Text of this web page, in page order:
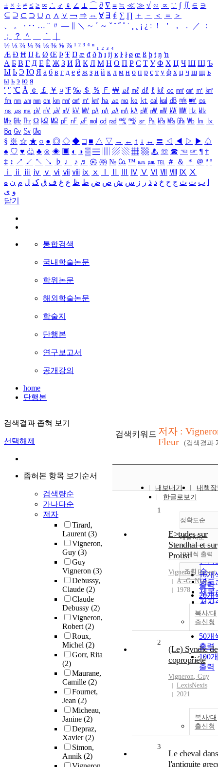
± × ÷ ≠ ≤ ≥ ∞ ∴ ♂ ♀ ∠ ⊥ ⌒ ∂ ∇ ≡ ≒ ≪ ≫ √ ∽ ∝ ∵ ∫ ∬ ∈ ∋
⊆ ⊇ ⊂ ⊃ ∪ ∩ ∧ ∨ ￢ ⇒ ⇔ ∀ ∃ ∮ ∑ ∏ ＋ － ＜ ＝
＞
、
。 · ‥ … ¨ 〃 ― ＼ ∼ ´ ～ ˇ ˘ ˝ ˚ ˙ ¸ ¡ ¿ ː ！ ＇ ， ． ／
：
；
？ ＾ ｀
½ ⅓ ⅔ ¼ ¾ ⅛ ⅜ ⅝ ⅞ ¹ ² ³ ⁴ ⁿ ₁ ₂ ₃ ₄
Æ Ð Ħ Ĳ Ł Ø Œ Þ Ŧ Ŋ æ đ ð ħ ı ĳ ĸ ŀ ł ø œ ß þ ŧ ŋ ŉ
А Б В Г Д Е Ё Ж З И Й К Л М Н О П Р С Т У Ф Х Ц Ч Ш Щ Ъ
Ы Ь Э Ю Я а б в г д е ё ж з и й к л м н о п р с т у ф х ц ч ш щ ъ
ы ь э ю я
′ ″ ℃ Å ￠ ￡ ￥ ¤ ℉ ‰ ＄ ％ Ｆ ￦ ㎕ ㎖ ㎗ ℓ ㎘ ㏄ ㎣ ㎤ ㎥ ㎦
㎙ ㎚ ㎛ ㎜ ㎝ ㎞ ㎟ ㎠ ㎡ ㎢ ㏊ ㎍ ㎎ ㎏ ㏏ ㎈ ㎉ ㏈ ㎧ ㎨ ㎰
㎱ ㎲ ㎳ ㎴ ㎵ ㎶ ㎷ ㎸ ㎹ ㎀ ㎁ ㎂ ㎃ ㎄ ㎺ ㎻ ㎽ ㎾ ㎿ ㎐ ㎑
㎒ ㎓ ㎔ Ω ㏀ ㏁ ㎊ ㎋ ㎌ ㏖ ㏅ ㎭ ㎮ ㎯ ㏛ ㎩ ㎪ ㎫ ㎬ ㏝ ㏐
㏓
㏃ ㏉ ㏜ ㏆
§ ※ ☆ ★ ○ ● ◎ ◇ ◆ □ ■ △ ▽ → ← ↑ ↓ ↔ 〓 ◁ ◀ ▷ ▶ ♤
♠ ♡ ♥ ♧ ♣ ⊙ ◈ ▣ ◐ ◑ ▒ ▤ ▨ ▧ ▦ ▩ ♨ ☏ ☎ ☜ ☞ ¶ †
‡ ↕ ↗ ↙ ↖ ↘ ♭ ♩ ♪ ♬ ㉿ ㈜ № ㏇ ™ ㏂ ㏘ ℡ ＃ ＆ ＊ ＠ ª º
ⅰ
ⅱ ⅲ ⅳ ⅴ ⅵ ⅶ ⅷ ⅸ ⅹ Ⅳ Ⅴ Ⅵ Ⅶ Ⅷ Ⅸ Ⅹ
ب ت ث ج ح خ د ذ ر ز س ش ص ض ط ظ ع غ ف ق ک ل م ن ه
و ی
닫기
통합검색
국내학술논문
학위논문
해외학술논문
학술지
단행본
연구보고서
공개강의
home
단행본
검색결과 좁혀 보기
선택해제
좁혀본 항목 보기순서
검색량순
가나다순
저자
Tirard,
Laurent(3)
Vigneron,
Guy (3)
Guy
Vigneron (3)
Debussy,
Claude (2)
Claude
Debussy (2)
Vigneron,
Robert(2)
Roux,
Michel (2)
Gorr, Rita
(2)
Maurane,
Camille (2)
Fournet,
Jean (2)
Micheau,
Janine (2)
Depraz,
Xavier(2)
Simon,
Annik (2)
검색키워드 저자 :
Fleur
(검색결과
내보내기
내책
한글로보기
정확도순
정확
순
인기
순
연도
제목
저자
발행
관순
내림차순
내림
10개씩 출력
10개
출력
20개
출력
30개
출력
50개
출력
100
출력
조회
1
E>tudes sur
Stendhal et sur
Proust
Vigneron, Robert
A.-G. Nizet
1978
복사/대
출신청
2
(Le) Syndic de
copropriété
Vigneron, Guy
LexisNexis
2021
복사/대
출신청
3
Le cheval dans
l'antiquite